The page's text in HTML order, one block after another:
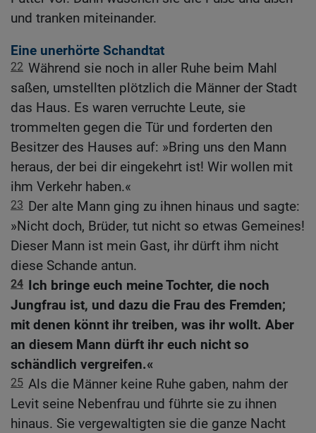
und tranken miteinander.
Eine unerhörte Schandtat
22 Während sie noch in aller Ruhe beim Mahl
saßen, umstellten plötzlich die Männer der Stadt
das Haus. Es waren verruchte Leute, sie
trommelten gegen die Tür und forderten den
Besitzer des Hauses auf: »Bring uns den Mann
heraus, der bei dir eingekehrt ist! Wir wollen mit
ihm Verkehr haben.«
23 Der alte Mann ging zu ihnen hinaus und sagte:
»Nicht doch, Brüder, tut nicht so etwas Gemeines!
Dieser Mann ist mein Gast, ihr dürft ihm nicht
diese Schande antun.
24 Ich bringe euch meine Tochter, die noch
Jungfrau ist, und dazu die Frau des Fremden;
mit denen könnt ihr treiben, was ihr wollt. Aber
an diesem Mann dürft ihr euch nicht so
schändlich vergreifen.«
25 Als die Männer keine Ruhe gaben, nahm der
Levit seine Nebenfrau und führte sie zu ihnen
hinaus. Sie vergewaltigten sie die ganze Nacht